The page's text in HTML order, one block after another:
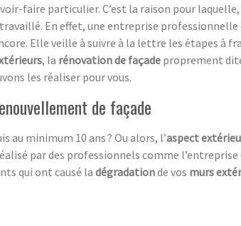
faire particulier. C’est la raison pour
En effet, une entreprise professionnelle
Elle veille à suivre à la lettre les étapes à
, la rénovation de façade proprement
les réaliser pour vous.
de façade
au minimum 10 ans ? Ou alors, l’aspect
par des professionnels comme l’entreprise
qui ont causé ladégradationde vos murs